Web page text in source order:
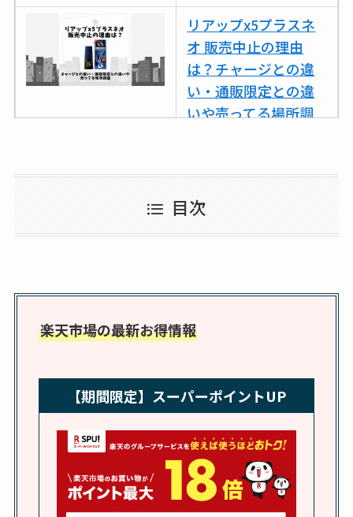
リアップx5プラスネ
オ 販売中止の理由
は？チャージとの違
い・通販限定との違
いや売ってる場所調
ココネシャンプー詰
てる？ドンキ・ロフ
トなど販売店や安い
アクアテクトゲルが
こ？楽天・amazonで
れの口コミも調査
しまむら布団セット
の料金は？セール・
半額になるのはい
つ？激安販売店・通
販も調査
目次
楽天市場の最新お得情報
【期間限定】スーパーポイントUP